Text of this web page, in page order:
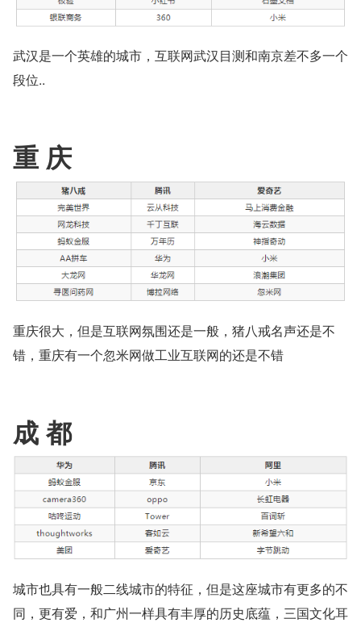
武汉是一个英雄的城市，互联网武汉目测和南京差不多一个
段位..
重 庆
重庆很大，但是互联网氛围还是一般，猪八戒名声还是不
错，重庆有一个忽米网做工业互联网的还是不错
成 都
城市也具有一般二线城市的特征，但是这座城市有更多的不
同，更有爱，和广州一样具有丰厚的历史底蕴，三国文化耳